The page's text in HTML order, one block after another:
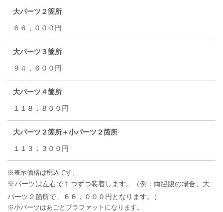
大パーツ２箇所
６６，０００円
大パーツ３箇所
９４，６００円
大パーツ４箇所
１１８，８００円
大パーツ２箇所＋小パーツ２箇所
１１３，３００円
※表示価格は税込です。
※パーツは左右で１つずつ装着します。（例：両脇腹の場合、大
パーツ２箇所で、６６，０００円となります。）
※小パーツはあごとブラファットになります。